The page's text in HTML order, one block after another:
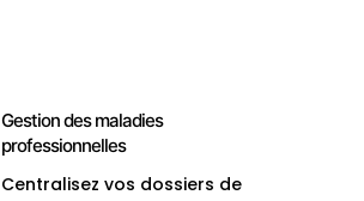
Gestion des maladies
professionnelles
Centralisez vos dossiers de